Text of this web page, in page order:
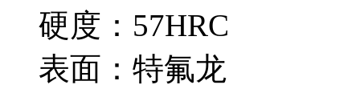
硬度：57HRC
表面：特氟龙